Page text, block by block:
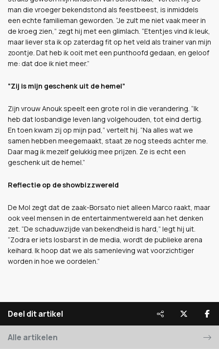
man die vroeger bekendstond als feestbeest, is inmiddels
een echte familieman geworden. “Je zult me niet vaak meer in
de kroeg zien,” zegt hij met een glimlach. “Etentjes vind ik leuk,
maar liever sta ik op zaterdag fit op het veld als trainer van mijn
zoontje. Dat heb ik ooit met een punthoofd gedaan, en geloof
me: dat doe ik niet meer.”
“Zij is mijn geschenk uit de hemel”
Zijn vrouw Anouk speelt een grote rol in die verandering. “Ik
heb dat losbandige leven lang volgehouden, tot eind dertig.
En toen kwam zij op mijn pad,” vertelt hij. “Na alles wat we
samen hebben meegemaakt, staat ze nog steeds achter me.
Daar mag ik mezelf gelukkig mee prijzen. Ze is echt een
geschenk uit de hemel.”
Reflectie op de showbizzwereld
De Mol zegt dat de zaak-Borsato niet alleen Marco raakt, maar
ook veel mensen in de entertainmentwereld aan het denken
zet. “De schaduwzijde van bekendheid is hard,” legt hij uit.
“Zodra er iets losbarst in de media, wordt de publieke arena
keihard. Ik hoop dat we als samenleving wat voorzichtiger
worden in hoe we oordelen.”
Deel dit artikel
Alle artikelen